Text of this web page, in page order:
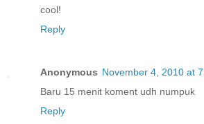
cool!
Reply
Anonymous November 4, 2010 at
Baru 15 menit koment udh numpuk
Reply